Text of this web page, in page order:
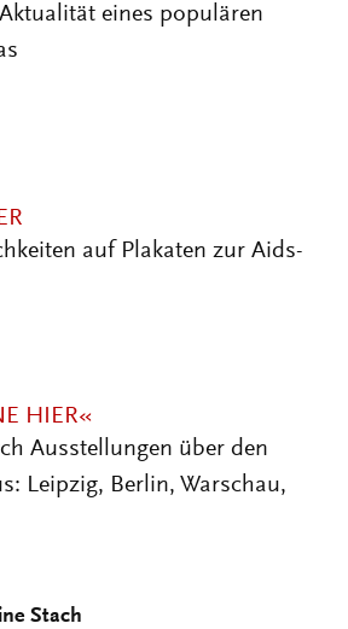
eines populären
auf Plakaten zur Aids-
HIER«
Ausstellungen über den
Leipzig, Berlin, Warschau,
Stach